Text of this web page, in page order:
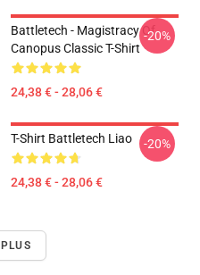
Battletech - Magistracy Of
Canopus Classic T-Shirt
24,38 € - 28,06 €
-20%
T-Shirt Battletech Liao
24,38 € - 28,06 €
-20%